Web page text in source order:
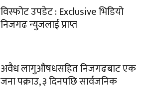
विस्फोट उपडेट : Exclusive भिडियो
निजगढ न्युजलाई प्राप्त
अवैध लागुऔषधसहित निजगढबाट एक
जना पक्राउ, ३ दिनपछि सार्वजनिक